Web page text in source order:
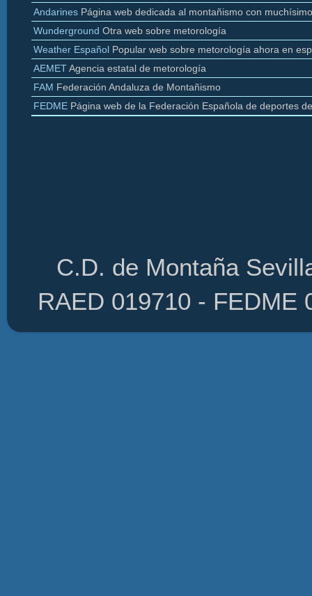
Andarines Página web dedicada al montañismo con
Wunderground Otra web sobre metorología
Weather Español Popular web sobre metorología ahora en
AEMETAgencia estatal de metorología
FAM Federación Andaluza de Montañismo
FEDME Página web de la Federación Española de deportes
C.D. de Montaña
RAED 019710 -